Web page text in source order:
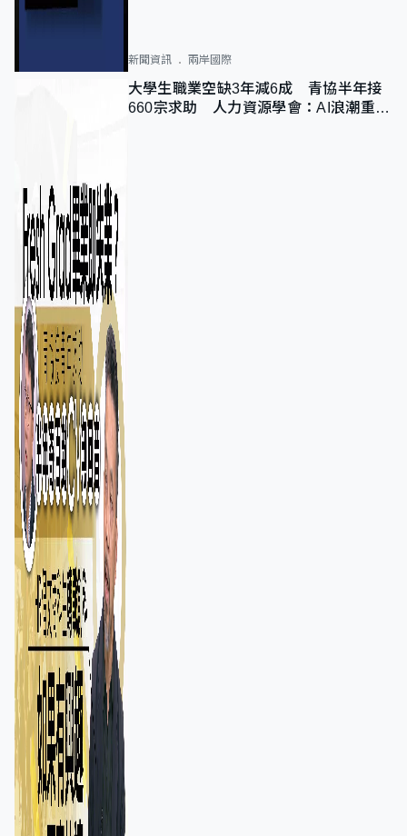
新聞資訊 兩岸國際
大學生職業空缺3年減6成 青協半年接
660宗求助 人力資源學會：AI浪潮重整